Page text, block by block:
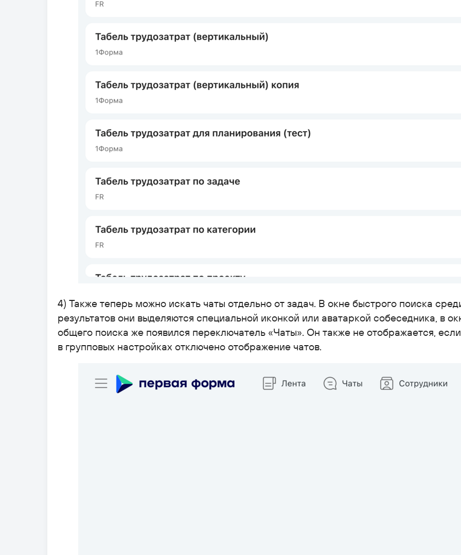
4) Также теперь можно искать чаты отдельно от задач. В окне быстрого поиска
результатов они выделяются специальной иконкой или аватаркой собеседника, в
общего поиска же появился переключатель «Чаты». Он также не отображается, если
в групповых настройках отключено отображение чатов.